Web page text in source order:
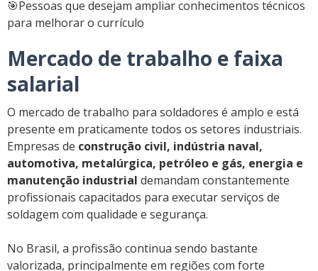
🎯Pessoas que desejam ampliar conhecimentos técnicos
para melhorar o currículo
Mercado de trabalho e faixa
salarial
O mercado de trabalho para soldadores é amplo e está
presente em praticamente todos os setores industriais.
Empresas de construção civil, indústria naval,
automotiva, metalúrgica, petróleo e gás, energia e
manutenção industrial demandam constantemente
profissionais capacitados para executar serviços de
soldagem com qualidade e segurança.
No Brasil, a profissão continua sendo bastante
valorizada, principalmente em regiões com forte